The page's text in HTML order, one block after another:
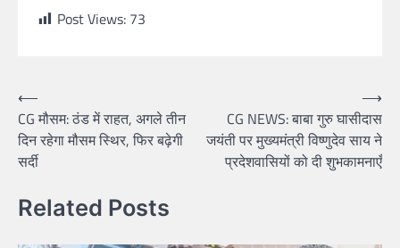
Post Views: 73
Post
navigation
⟵
CG मौसम: ठंड में राहत, अगले तीन
दिन रहेगा मौसम स्थिर, फिर बढ़ेगी
सर्दी
CG NEWS: बाबा गुरु घासीदास
जयंती पर मुख्यमंत्री विष्णुदेव साय ने
प्रदेशवासियों को दी शुभकामनाएँ
⟶
Related Posts